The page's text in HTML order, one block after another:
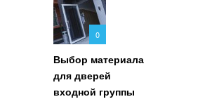
0
Выбор материала
для дверей
входной группы